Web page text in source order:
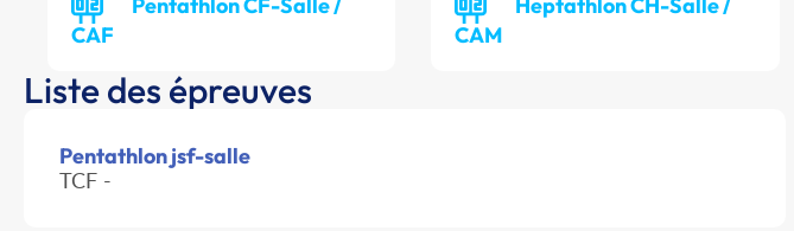
Pentathlon CF-Salle /
CAF
Heptathlon CH-Salle /
CAM
Liste des épreuves
Pentathlon jsf-salle
TCF -